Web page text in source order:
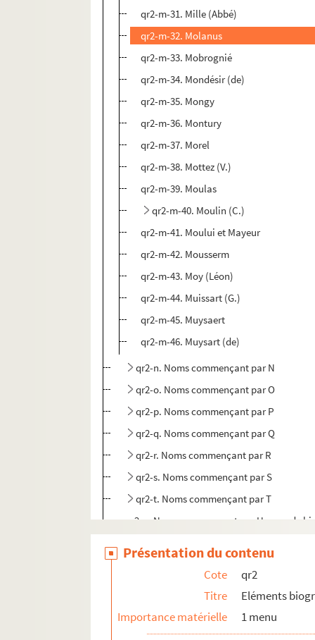
qr2-m-31. Mille (Abbé)
qr2-m-32. Molanus
qr2-m-33. Mobrognié
qr2-m-34. Mondésir (de)
qr2-m-35. Mongy
qr2-m-36. Montury
qr2-m-37. Morel
qr2-m-38. Mottez (V.)
qr2-m-39. Moulas
qr2-m-40. Moulin (C.)
qr2-m-41. Moului et Mayeur
qr2-m-42. Mousserm
qr2-m-43. Moy (Léon)
qr2-m-44. Muissart (G.)
qr2-m-45. Muysaert
qr2-m-46. Muysart (de)
qr2-n. Noms commençant par N
qr2-o. Noms commençant par O
qr2-p. Noms commençant par P
qr2-q. Noms commençant par Q
qr2-r. Noms commençant par R
qr2-s. Noms commençant par S
qr2-t. Noms commençant par T
qr2-u. Noms commençant par U – pas de
Présentation du contenu
Cote
qr2
Titre
Eléments
Importance matérielle
1 menu